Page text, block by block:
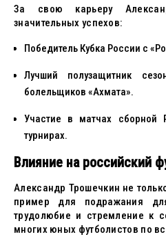
За свою карьеру
значительных успехов:
Победитель Кубка России с
Лучший полузащитник
болельщиков «Ахмата».
Участие в матчах сборной
турнирах.
Влияние на российский
Александр Трошечкин не
пример для подражания
трудолюбие и стремление к
многих юных футболистов по